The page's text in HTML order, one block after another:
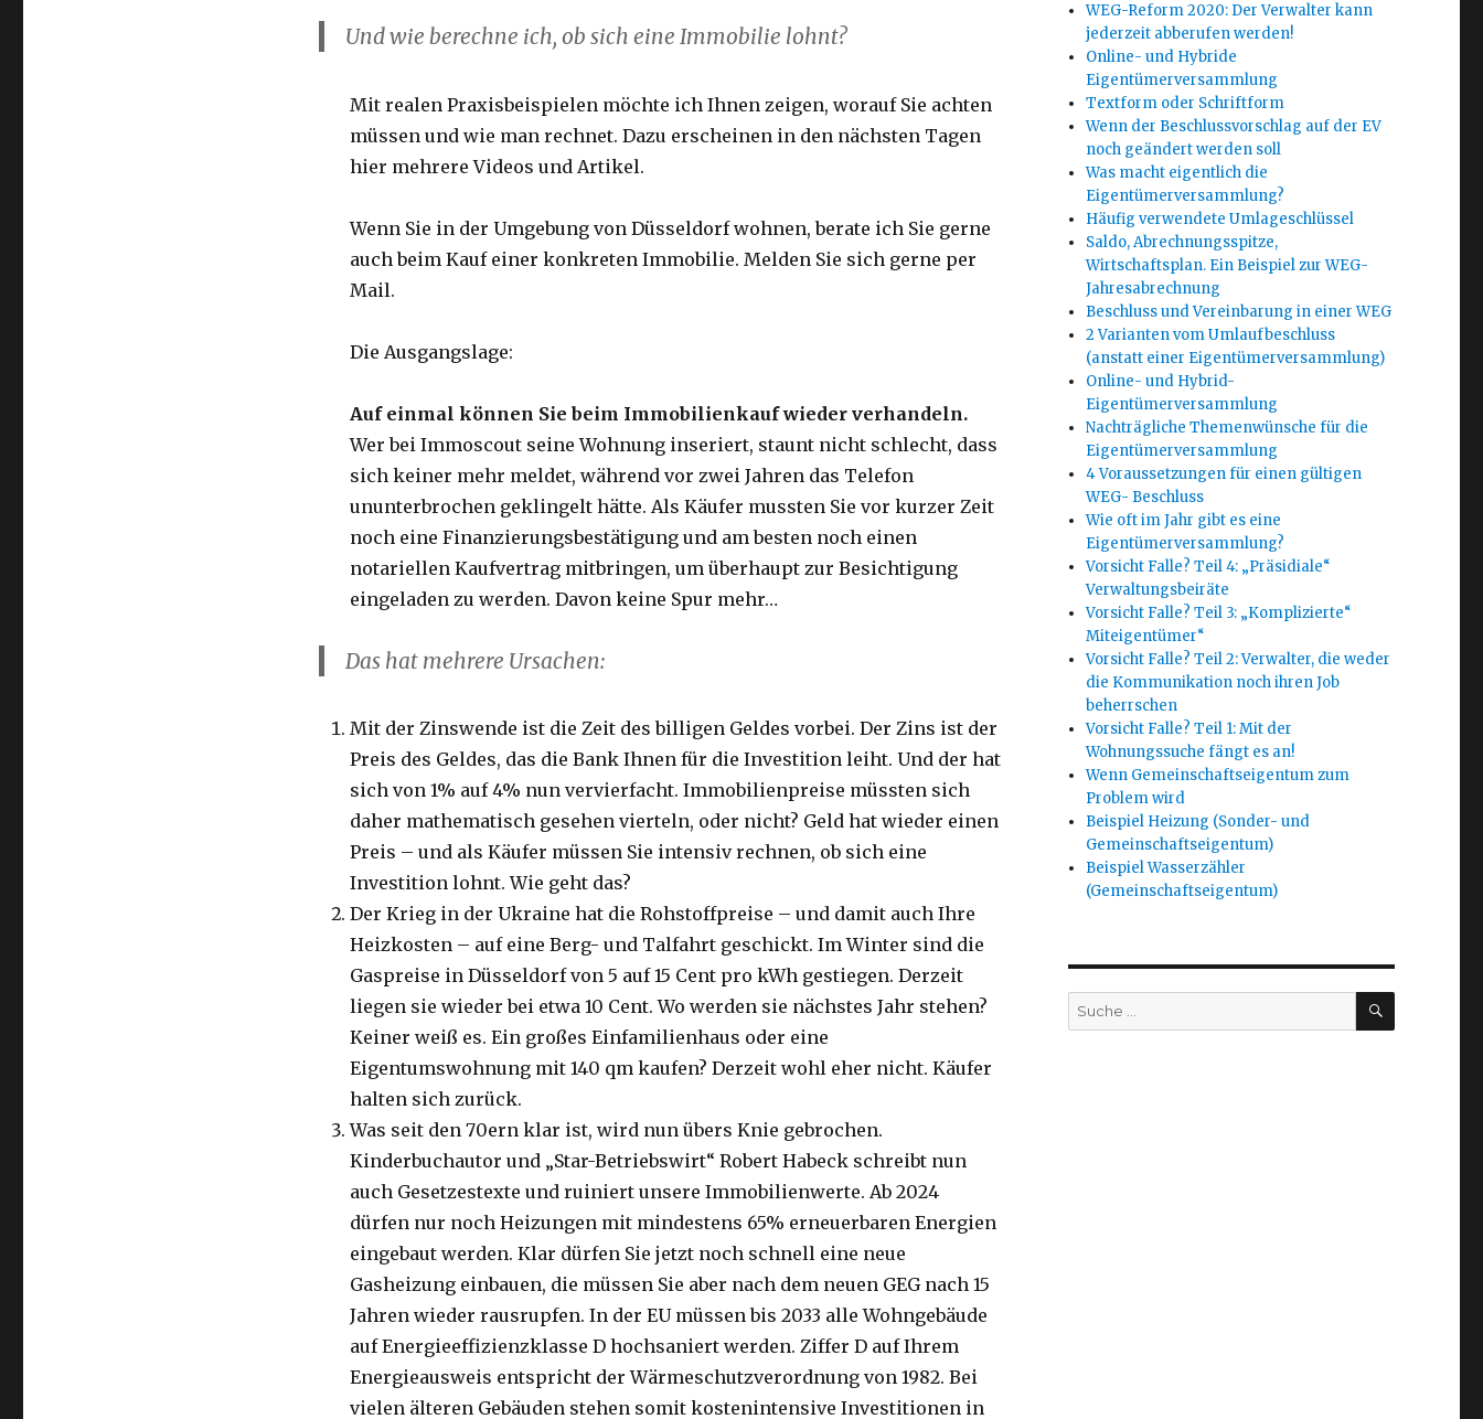
Und wie berechne ich, ob sich eine Immobilie lohnt?
Mit realen Praxisbeispielen möchte ich Ihnen zeigen, worauf Sie achten
müssen und wie man rechnet. Dazu erscheinen in den nächsten Tagen
hier mehrere Videos und Artikel.
Wenn Sie in der Umgebung von Düsseldorf wohnen, berate ich Sie gerne
auch beim Kauf einer konkreten Immobilie. Melden Sie sich gerne per
Mail.
Die Ausgangslage:
Auf einmal können Sie beim Immobilienkauf wieder verhandeln.
Wer bei Immoscout seine Wohnung inseriert, staunt nicht schlecht, dass
sich keiner mehr meldet, während vor zwei Jahren das Telefon
ununterbrochen geklingelt hätte. Als Käufer mussten Sie vor kurzer Zeit
noch eine Finanzierungsbestätigung und am besten noch einen
notariellen Kaufvertrag mitbringen, um überhaupt zur Besichtigung
eingeladen zu werden. Davon keine Spur mehr…
Das hat mehrere Ursachen:
Mit der Zinswende ist die Zeit des billigen Geldes vorbei. Der Zins ist der
Preis des Geldes, das die Bank Ihnen für die Investition leiht. Und der hat
sich von 1% auf 4% nun vervierfacht. Immobilienpreise müssten sich
daher mathematisch gesehen vierteln, oder nicht? Geld hat wieder einen
Preis – und als Käufer müssen Sie intensiv rechnen, ob sich eine
Investition lohnt. Wie geht das?
Der Krieg in der Ukraine hat die Rohstoffpreise – und damit auch Ihre
Heizkosten – auf eine Berg- und Talfahrt geschickt. Im Winter sind die
Gaspreise in Düsseldorf von 5 auf 15 Cent pro kWh gestiegen. Derzeit
liegen sie wieder bei etwa 10 Cent. Wo werden sie nächstes Jahr stehen?
Keiner weiß es. Ein großes Einfamilienhaus oder eine
Eigentumswohnung mit 140 qm kaufen? Derzeit wohl eher nicht. Käufer
halten sich zurück.
Was seit den 70ern klar ist, wird nun übers Knie gebrochen.
Kinderbuchautor und „Star-Betriebswirt“ Robert Habeck schreibt nun
auch Gesetzestexte und ruiniert unsere Immobilienwerte. Ab 2024
dürfen nur noch Heizungen mit mindestens 65% erneuerbaren Energien
eingebaut werden. Klar dürfen Sie jetzt noch schnell eine neue
Gasheizung einbauen, die müssen Sie aber nach dem neuen GEG nach 15
Jahren wieder rausrupfen. In der EU müssen bis 2033 alle Wohngebäude
auf Energieeffizienzklasse D hochsaniert werden. Ziffer D auf Ihrem
Energieausweis entspricht der Wärmeschutzverordnung von 1982. Bei
vielen älteren Gebäuden stehen somit kostenintensive Investitionen in
WEG-Reform 2020: Der Verwalter kann
jederzeit abberufen werden!
Online- und Hybride
Eigentümerversammlung
Textform oder Schriftform
Wenn der Beschlussvorschlag auf der EV
noch geändert werden soll
Was macht eigentlich die
Eigentümerversammlung?
Häufig verwendete Umlageschlüssel
Saldo, Abrechnungsspitze,
Wirtschaftsplan. Ein Beispiel zur WEG-
Jahresabrechnung
Beschluss und Vereinbarung in einer WEG
2 Varianten vom Umlaufbeschluss
(anstatt einer Eigentümerversammlung)
Online- und Hybrid-
Eigentümerversammlung
Nachträgliche Themenwünsche für die
Eigentümerversammlung
4 Voraussetzungen für einen gültigen
WEG- Beschluss
Wie oft im Jahr gibt es eine
Eigentümerversammlung?
Vorsicht Falle? Teil 4: „Präsidiale“
Verwaltungsbeiräte
Vorsicht Falle? Teil 3: „Komplizierte“
Miteigentümer“
Vorsicht Falle? Teil 2: Verwalter, die weder
die Kommunikation noch ihren Job
beherrschen
Vorsicht Falle? Teil 1: Mit der
Wohnungssuche fängt es an!
Wenn Gemeinschaftseigentum zum
Problem wird
Beispiel Heizung (Sonder- und
Gemeinschaftseigentum)
Beispiel Wasserzähler
(Gemeinschaftseigentum)
Suche
nach:
SUCHEN